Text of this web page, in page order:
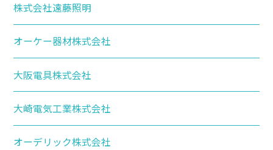
株式会社遠藤照明
オーケー器材株式会社
大阪電具株式会社
大崎電気工業株式会社
オーデリック株式会社